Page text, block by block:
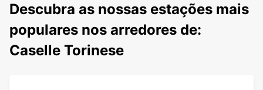
Descubra as nossas estações mais
populares nos arredores de:
Caselle Torinese